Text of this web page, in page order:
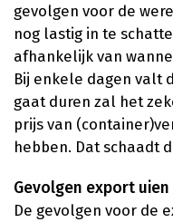
gevolgen voor de
nog lastig in te
afhankelijk van
Bij enkele dagen valt
gaat duren zal het
prijs van
hebben. Dat schaadt
Gevolgen export
De gevolgen voor de